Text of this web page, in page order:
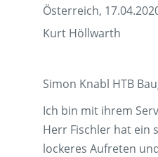
Österreich,
Kurt Höllwarth
Simon Knabl HTB
Ich bin mit ihrem
Herr Fischler hat ein
lockeres Aufreten